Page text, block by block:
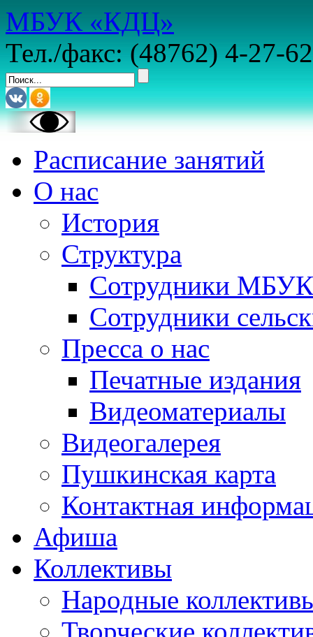
МБУК «КДЦ»
Тел./факс: (48762) 4-27-62
Расписание занятий
О нас
История
Структура
Сотрудники
Сотрудники
Пресса о нас
Печатные издания
Видеоматериалы
Видеогалерея
Пушкинская карта
Контактная
Афиша
Коллективы
Народные